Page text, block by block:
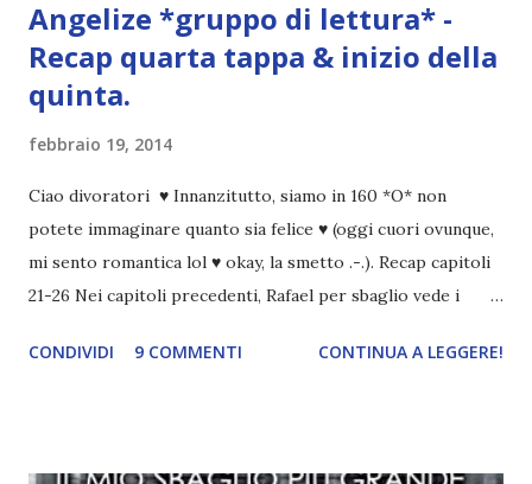
Angelize *gruppo di lettura* -
Recap quarta tappa & inizio della
quinta.
febbraio 19, 2014
Ciao divoratori ♥ Innanzitutto, siamo in 160 *O* non
potete immaginare quanto sia felice ♥ (oggi cuori ovunque,
mi sento romantica lol ♥ okay, la smetto .-.). Recap capitoli
21-26 Nei capitoli precedenti, Rafael per sbaglio vede i
incontrano e Hesediel mostra loro come combattere i puri.
CONDIVIDI 9 COMMENTI CONTINUA A LEGGERE!